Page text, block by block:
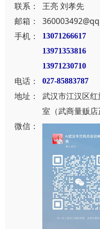
联系：
王亮 刘孝先
邮箱：
手机：
13071266617
13971353816
13971230710
电话： 027-85883787
地址：
武汉市江汉区
室（武商量贩店
微信：